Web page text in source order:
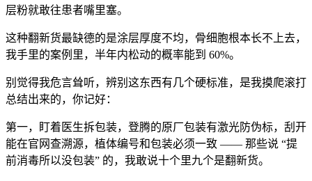
层粉就敢往患者嘴里塞。
这种翻新货最缺德的是涂层厚度不均，骨细胞根本长不上去，
我手里的案例里，半年内松动的概率能到 60%。
别觉得我危言耸听，辨别这东西有几个硬标准，是我摸爬滚打
总结出来的，你记好：
第一，盯着医生拆包装，登腾的原厂包装有激光防伪标，刮开
能在官网查溯源，植体编号和包装必须一致 —— 那些说 “提
前消毒所以没包装” 的，我敢说十个里九个是翻新货。